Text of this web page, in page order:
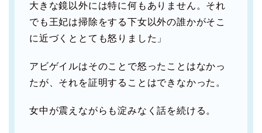
大きな鏡以外には特に何もありません。それ
でも王妃は掃除をする下女以外の誰かがそこ
に近づくととても怒りました」
アビゲイルはそのことで怒ったことはなかっ
たが、それを証明することはできなかった。
女中が震えながらも淀みなく話を続ける。